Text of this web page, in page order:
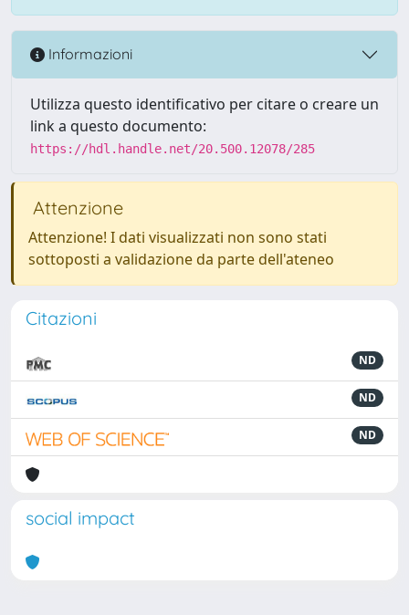
Informazioni
Utilizza questo identificativo per citare o creare un
link a questo documento:
https://hdl.handle.net/20.500.12078/285
Attenzione
Attenzione! I dati visualizzati non sono stati
sottoposti a validazione da parte dell'ateneo
Citazioni
ND
ND
ND
social impact